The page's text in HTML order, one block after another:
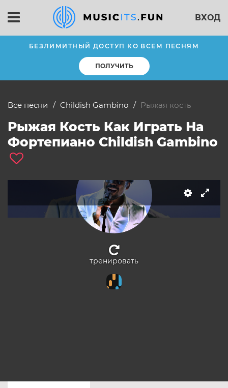
ВХОД
БЕЗЛИМИТНЫЙ ДОСТУП КО ВСЕМ ПЕСНЯМ
ПОЛУЧИТЬ
Все песни Childish Gambino рыжая кость
Рыжая Кость Как Играть На
Фортепиано Childish Gambino
слушать
тренировать